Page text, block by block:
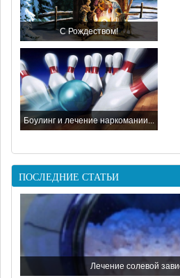
С Рождеством!
Боулинг и лечение наркомании...
С наступающим Новым Годом...
ПОСЛЕДНИЕ СТАТЬИ
Лечение солевой